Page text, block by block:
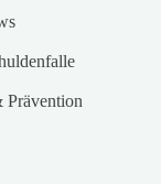
Prävention